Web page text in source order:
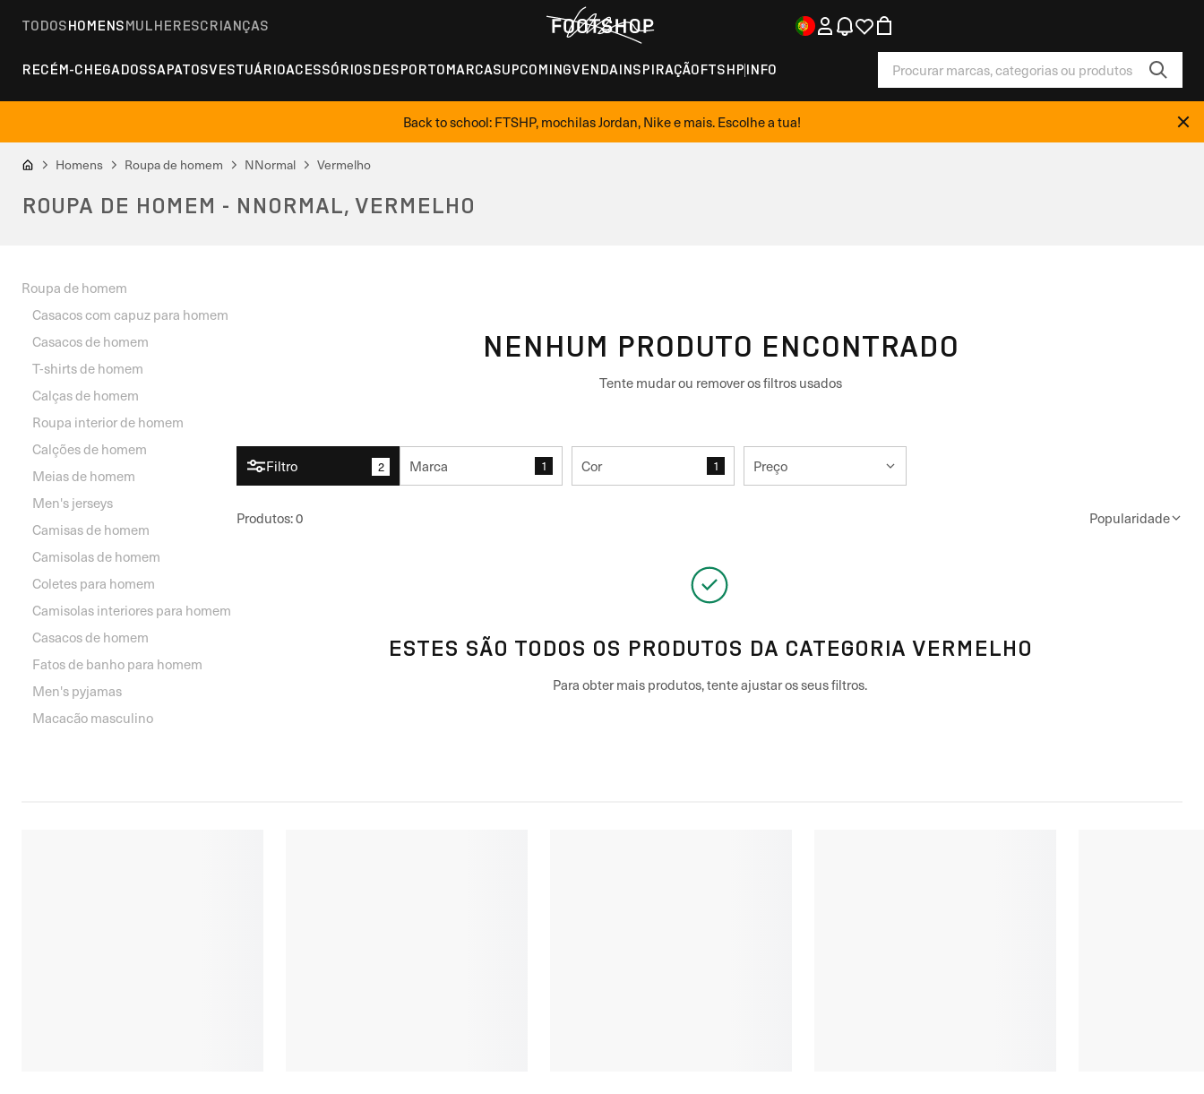
TODOSHOMENSMULHERESCRIANÇAS
RECÉM-CHEGADOSSAPATOSVESTUÁRIOACESSÓRIOSDESPORTOMARCASUPCOMINGVENDAINSPIRAÇÃOFTSHP INFO
Back to school: FTSHP, mochilas Jordan, Nike e mais. Escolhe a tua!
Homens Roupa de homem NNormal Vermelho
ROUPA DE HOMEM - NNORMAL, VERMELHO
Roupa de homem
Casacos com capuz para homem
Casacos de homem
T-shirts de homem
Calças de homem
Roupa interior de homem
Calções de homem
Meias de homem
Men's jerseys
Camisas de homem
Camisolas de homem
Coletes para homem
Camisolas interiores para homem
Casacos de homem
Fatos de banho para homem
Men's pyjamas
Macacão masculino
NENHUM PRODUTO ENCONTRADO
Tente mudar ou remover os filtros usados
Filtro 2 Marca 1 Cor 1 Preço
Produtos:0 Popularidade
ESTES SÃO TODOS OS PRODUTOS DA CATEGORIA VERMELHO
Para obter mais produtos, tente ajustar os seus filtros.